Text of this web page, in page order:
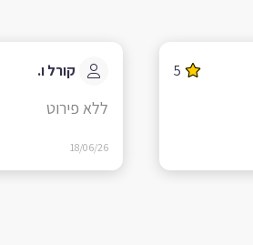
5 קורל ו.
ללא פירוט
18/06/26